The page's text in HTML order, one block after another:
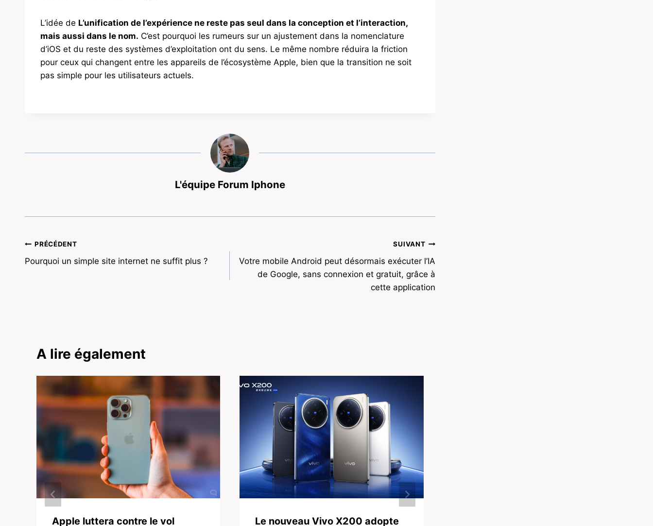
L’idée de L’unification de l’expérience ne reste pas seul dans la conception et l’interaction,
mais aussi dans le nom. C’est pourquoi les rumeurs sur un ajustement dans la nomenclature
d’iOS et du reste des systèmes d’exploitation ont du sens. Le même nombre réduira la friction
pour ceux qui changent entre les appareils de l’écosystème Apple, bien que la transition ne soit
pas simple pour les utilisateurs actuels.
L'équipe Forum Iphone
Navigation
de
PRÉCÉDENT
Pourquoi un simple site internet ne suffit plus ?
SUIVANT
Votre mobile Android peut désormais exécuter l’IA
de Google, sans connexion et gratuit, grâce à
cette application
A lire également
Apple luttera contre le vol Le nouveau Vivo X200 adopte